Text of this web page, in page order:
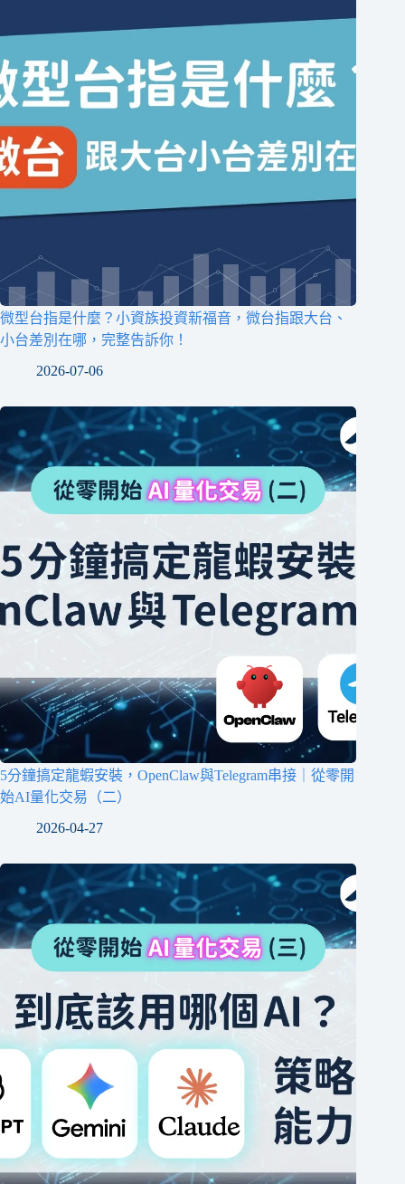
微型台指是什麼？小資族投資新福音，微台指跟大台、
小台差別在哪，完整告訴你！
2026-07-06
5分鐘搞定龍蝦安裝，OpenClaw與Telegram串接｜從零開
始AI量化交易（二）
2026-04-27